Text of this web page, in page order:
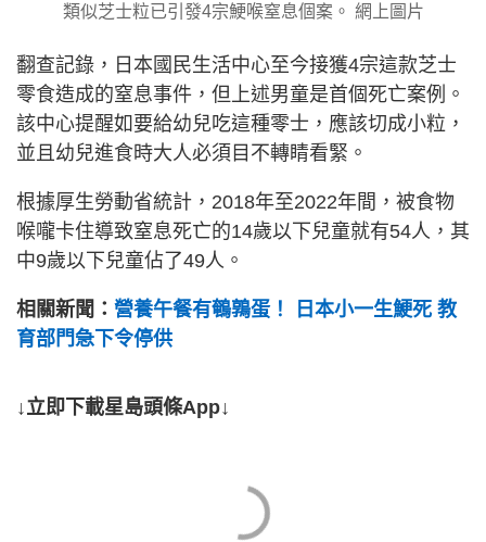
類似芝士粒已引發4宗鯁喉窒息個案。 網上圖片
翻查記錄，日本國民生活中心至今接獲4宗這款芝士
零食造成的窒息事件，但上述男童是首個死亡案例。
該中心提醒如要給幼兒吃這種零士，應該切成小粒，
並且幼兒進食時大人必須目不轉睛看緊。
根據厚生勞動省統計，2018年至2022年間，被食物
喉嚨卡住導致窒息死亡的14歲以下兒童就有54人，其
中9歲以下兒童佔了49人。
相關新聞： 營養午餐有鵪鶉蛋！ 日本小一生鯁死 教
育部門急下令停供
↓立即下載星島頭條App↓